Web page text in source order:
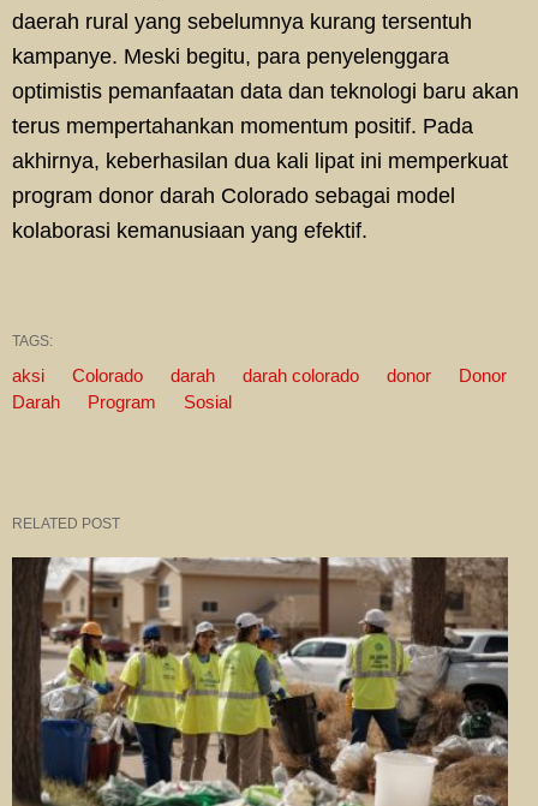
daerah rural yang sebelumnya kurang tersentuh
kampanye. Meski begitu, para penyelenggara
optimistis pemanfaatan data dan teknologi baru akan
terus mempertahankan momentum positif. Pada
akhirnya, keberhasilan dua kali lipat ini memperkuat
program donor darah Colorado sebagai model
kolaborasi kemanusiaan yang efektif.
TAGS:
aksi Colorado darah darah colorado donor
Donor
Darah
Program Sosial
RELATED POST